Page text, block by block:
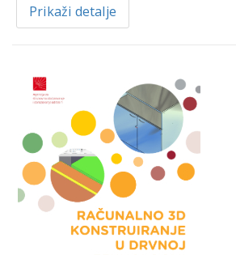
Prikaži detalje